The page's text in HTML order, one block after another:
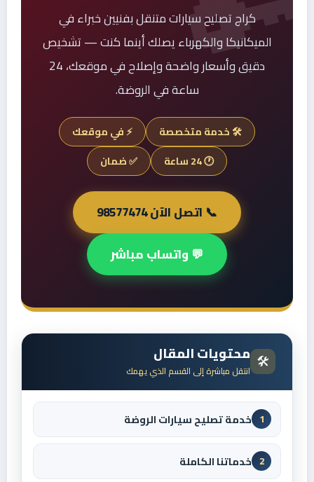
كراج تصليح سيارات متنقل بفنيين خبراء في
الميكانيكا والكهرباء يصلك أينما كنت — تشخيص
دقيق وأسعار واضحة وإصلاح في موقعك، 24
ساعة في الروضة.
🛠️ خدمة متخصصة
⚡ في موقعك
🕐 24 ساعة
✅ ضمان
📞 اتصل الآن 98577474
💬 واتساب مباشر
🛠️ محتويات المقال
انتقل مباشرة إلى القسم الذي يهمك
1 خدمة تصليح سيارات الروضة
2 خدماتنا الكاملة